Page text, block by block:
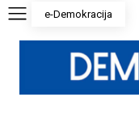
e-Demokracija